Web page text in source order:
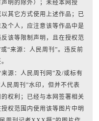
明的除外）；未经本网授
其它方式使用上述作品；已
个人，应注意该等作品中是
该等限制声明，且在授权范
“来源：人民周刊”。违反前
源：人民周刊网”及/或标有
民周刊”水印，但并不代表
权利；已经与本网签署相关
权范围内使用该等图片中明